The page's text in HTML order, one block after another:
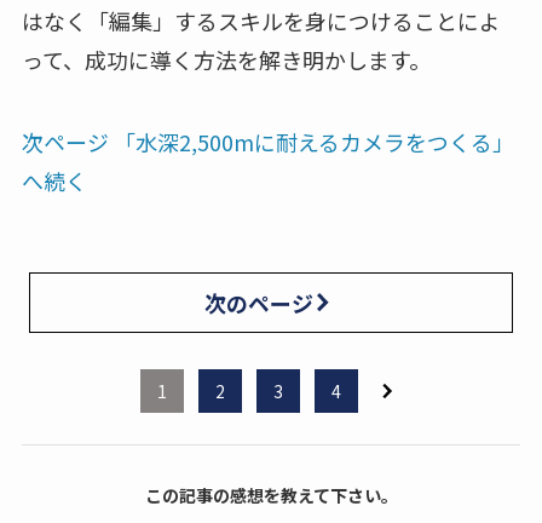
はなく「編集」するスキルを身につけることによ
って、成功に導く方法を解き明かします。
次ページ 「水深2,500mに耐えるカメラをつくる」
へ続く
次のページ
1 2 3 4
この記事の感想を教えて下さい。